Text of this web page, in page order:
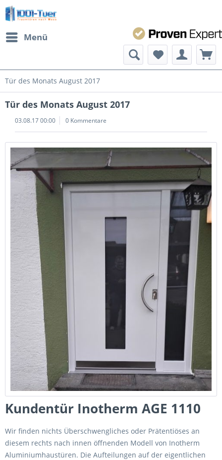
Menü
Tür des Monats August 2017
Tür des Monats August 2017
03.08.17 00:00 0 Kommentare
Kundentür Inotherm AGE 1110
Wir finden nichts Überschwengliches oder Prätentiöses an
diesem rechts nach innen öffnenden Modell von Inotherm
Aluminiumhaustüren. Die Aufteilungen auf der eigentlichen